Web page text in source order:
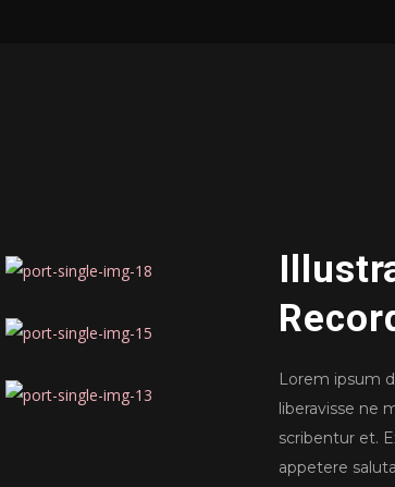
Lorem ipsum
liberavisse ne
scribentur et.
appetere